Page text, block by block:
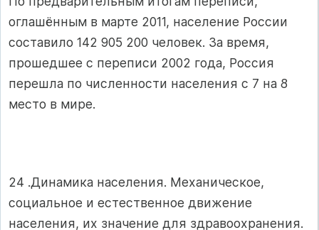
оглашённым в марте 2011, население России
составило 142 905 200 человек. За время,
прошедшее с переписи 2002 года, Россия
перешла по численности населения с 7 на 8
место в мире.
24 .Динамика населения. Механическое,
социальное и естественное движение
населения, их значение для здравоохранения.